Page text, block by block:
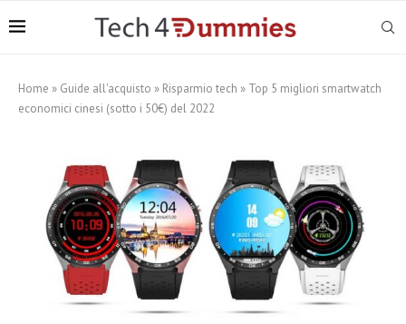
Home » Guide all'acquisto » Risparmio tech » Top 5 migliori smartwatch
economici cinesi (sotto i 50€) del 2022